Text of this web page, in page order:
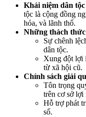
Khái niệm dân
tộc là cộng đồng
hóa, và lãnh thổ.
Những thách
Sự chênh
dân tộc.
Xung đột lợi
từ xã hội cũ.
Chính sách giải
Tôn trọng
trên cơ sở lợi
Hỗ trợ phát
số.